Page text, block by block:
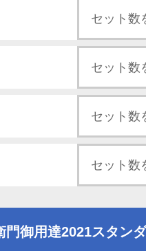
門御用達2021スタンダ